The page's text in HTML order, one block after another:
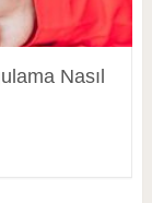
Nasıl